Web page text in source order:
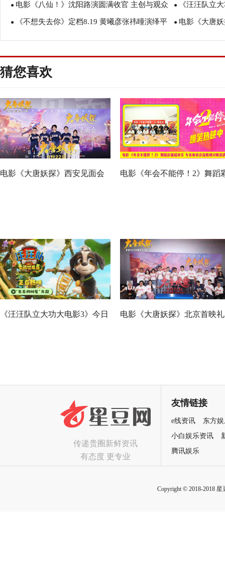
月报影视改编价值潜力榜”在盐城揭晓 创解读分享更
● 电影《八仙！》沈阳路演圆满收官 主创与观众
互赠“东北特色”惊喜
● 《汪汪队立
评如潮线下人
● 《不想失去你》定档8.19 黄曦彦张祎曈演绎平
凡生活里的光亮
● 电影《大唐
欢奇幻冒险！
猜您喜欢
电影《大唐妖探》西安见面会 电影《年会不能停！2》舞蹈
《汪汪队立大功大电影3》今日 电影《大唐妖探》北京首映礼
传递贵圈新鲜资讯
有态度 更专业
友情链接
e线资讯
东方
小白娱乐资讯
腾讯娱乐
Copyright © 2018-2018